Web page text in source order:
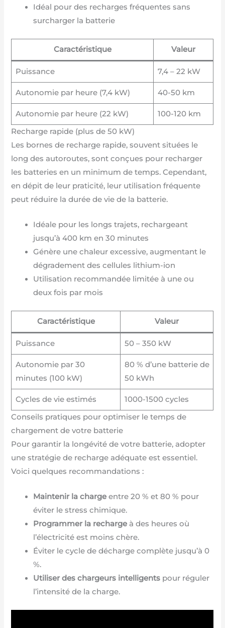
Idéal pour des recharges fréquentes sans
surcharger la batterie
Caractéristique Valeur
Puissance 7,4 – 22 kW
Autonomie par heure (7,4 kW) 40-50 km
Autonomie par heure (22 kW)
100-120 km
Recharge rapide (plus de 50 kW)
Les bornes de recharge rapide, souvent situées le
long des autoroutes, sont conçues pour recharger
les batteries en un minimum de temps. Cependant,
en dépit de leur praticité, leur utilisation fréquente
peut réduire la durée de vie de la batterie.
Idéale pour les longs trajets, rechargeant
jusqu’à 400 km en 30 minutes
Génère une chaleur excessive, augmentant le
dégradement des cellules lithium-ion
Utilisation recommandée limitée à une ou
deux fois par mois
Caractéristique Valeur
Puissance 50 – 350 kW
Autonomie par 30
minutes (100 kW)
80 % d’une batterie de
50 kWh
Cycles de vie estimés
1000-1500 cycles
Conseils pratiques pour optimiser le temps de
chargement de votre batterie
Pour garantir la longévité de votre batterie, adopter
une stratégie de recharge adéquate est essentiel.
Voici quelques recommandations :
Maintenir la charge entre 20 % et 80 % pour
éviter le stress chimique.
Programmer la recharge à des heures où
l’électricité est moins chère.
Éviter le cycle de décharge complète jusqu’à 0
%.
Utiliser des chargeurs intelligents pour réguler
l’intensité de la charge.